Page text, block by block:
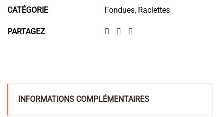
CATÉGORIE Fondues, Raclettes
PARTAGEZ
INFORMATIONS COMPLÉMENTAIRES